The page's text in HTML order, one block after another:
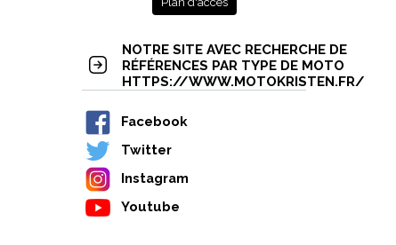
NOTRE SITE AVEC RECHERCHE DE
RÉFÉRENCES PAR TYPE DE MOTO
HTTPS://WWW.MOTOKRISTEN.FR/
Facebook
Twitter
Instagram
Youtube